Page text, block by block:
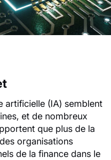
artificielle (IA) semblent
et de nombreux
que plus de la
organisations
de la finance dans le